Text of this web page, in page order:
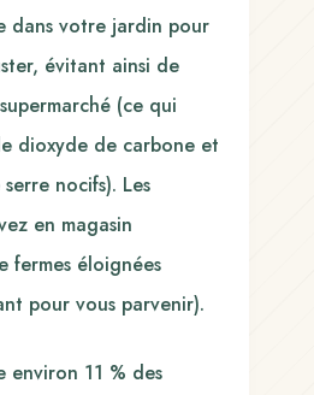
dans votre jardin pour
évitant ainsi de
(ce qui
dioxyde de carbone et
nocifs). Les
en magasin
fermes éloignées
pour vous parvenir).
environ 11 % des